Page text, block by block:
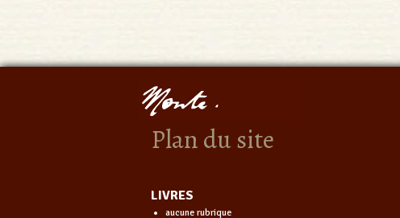
Plan du site
LIVRES
aucune rubrique